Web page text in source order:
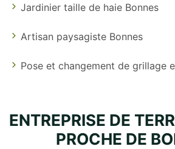
Jardinier taille de haie Bonnes
Artisan paysagiste Bonnes
Pose et changement de grillage
ENTREPRISE DE
PROCHE DE